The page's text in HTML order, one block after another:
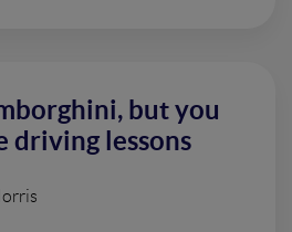
but you
driving lessons